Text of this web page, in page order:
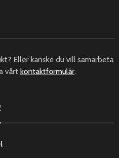
Eller kanske du vill samarbeta
vårt kontaktformulär.